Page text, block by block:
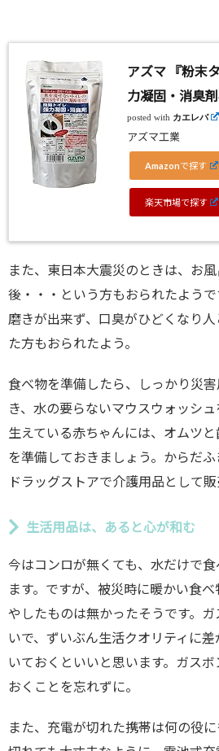
アズマ 『粉末
力凝固・消臭
posted with カエレバ
アズマ工業
Amazonで探す
楽天市場で探す
また、東日本大震災のときは、お
後・・・という方もおられたよう
磨きが出来ず、口臭がひどくなり
た方もおられたよう。
食べ物を準備したら、しっかり災
き、水の要らないマウスウォッシ
生えている赤ちゃんには、オムツ
を準備しておきましょう。からだ
ドラッグストアで介護用品として販
生活用品は、あると心が和む
今はコンロが無くても、水だけで
ます。ですが、被災時に暖かい食
やしたものは無かったそうです。
いで、ずいぶん生活クオリティに
いておくといいと思います。ガス
おくことを忘れずに。
また、充電が切れた携帯は何の役